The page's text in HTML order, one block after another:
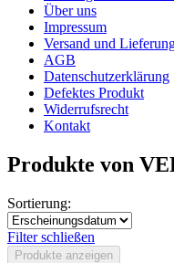
Über uns
Impressum
Versand und
AGB
Datenschutzerklärung
Defektes Produkt
Widerrufsrecht
Kontakt
Produkte von
Sortierung:
Filter schließen
Produkte anzeigen